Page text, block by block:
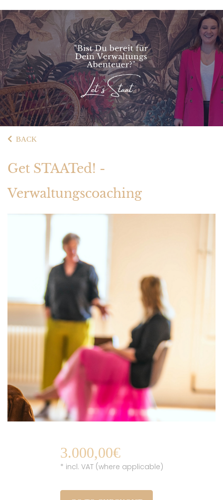
BACK
Get STAATed! -
Verwaltungscoaching
3.000,00€
* incl. VAT (where applicable)